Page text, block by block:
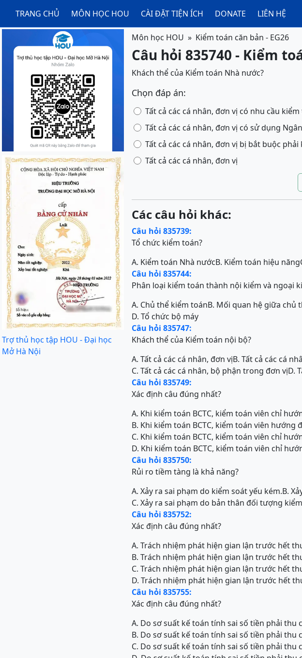
TRANG CHỦ MÔN HỌC HOU CÀI ĐẶT TIỆN ÍCH DONATE LIÊN HỆ
Trợ thủ học tập HOU - Đại học
Mở Hà Nội
Môn học HOU Kiểm toán căn bản - EG26
Câu hỏi 835740 - Kiểm
Khách thể của Kiểm toán Nhà nước?
Chọn đáp án:
Tất cả các cá nhân, đơn vị có nhu cầu
Tất cả các cá nhân, đơn vị có sử dụng
Tất cả các cá nhân, đơn vị bị bắt buộc
Tất cả các cá nhân, đơn vị
Các câu hỏi khác:
Câu hỏi 835739:
Tổ chức kiểm toán?
A. Kiểm toán Nhà nướcB. Kiểm toán hiệu năng
Câu hỏi 835744:
Phân loại kiểm toán thành nội kiểm và ngoại
A. Chủ thể kiểm toánB. Mối quan hệ giữa chủ
D. Tổ chức bộ máy
Câu hỏi 835747:
Khách thể của Kiểm toán nội bộ?
A. Tất cả các cá nhân, đơn vịB. Tất cả các cá
C. Tất cả các cá nhân, bộ phận trong đơn vịD.
Câu hỏi 835749:
Xác định câu đúng nhất?
A. Khi kiểm toán BCTC, kiểm toán viên chỉ
B. Khi kiểm toán BCTC, kiểm toán viên hướng
C. Khi kiểm toán BCTC, kiểm toán viên chỉ
D. Khi kiểm toán BCTC, kiểm toán viên chỉ
Câu hỏi 835750:
Rủi ro tiềm tàng là khả năng?
A. Xảy ra sai phạm do kiểm soát yếu kém.B.
C. Xảy ra sai phạm do bản thân đối tượng
Câu hỏi 835752:
Xác định câu đúng nhất?
A. Trách nhiệm phát hiện gian lận trước hết
B. Trách nhiệm phát hiện gian lận trước hết
C. Trách nhiệm phát hiện gian lận trước hết
D. Trách nhiệm phát hiện gian lận trước hết
Câu hỏi 835755:
Xác định câu đúng nhất?
A. Do sơ suất kế toán tính sai số tiền phải
B. Do sơ suất kế toán tính sai số tiền phải thu
C. Do sơ suất kế toán tính sai số tiền phải thu